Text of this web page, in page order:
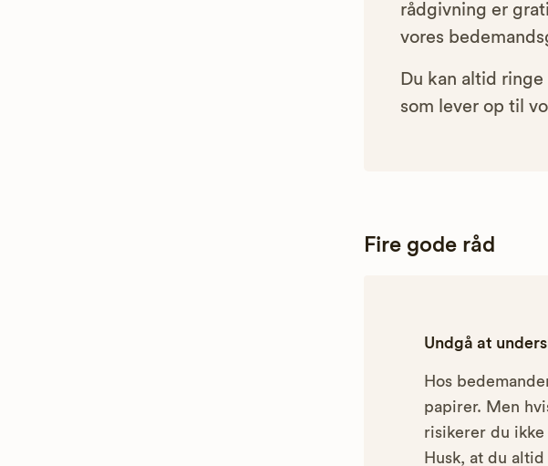
rådgivning er
vores
Du kan altid
som lever op til
Fire gode råd
Undgå at
Hos
papirer. Men
risikerer du ikke
Husk, at du